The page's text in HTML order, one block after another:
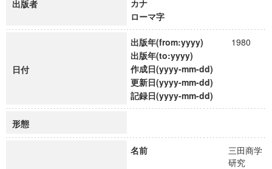
出版者
カナ
ローマ字
日付
出版年(from:yyyy)
1980
出版年(to:yyyy)
作成日(yyyy-mm-dd)
更新日(yyyy-mm-dd)
記録日(yyyy-mm-dd)
形態
名前
三田商学
研究